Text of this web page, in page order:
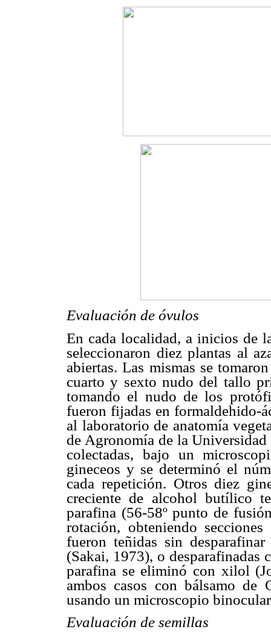
Evaluación de óvulos
En cada localidad, a inicios de
seleccionaron diez plantas al
abiertas. Las mismas se
cuarto y sexto nudo del tallo
tomando el nudo de los
fueron fijadas en formaldehido-
al laboratorio de anatomía
de Agronomía de la
colectadas, bajo un
gineceos y se determinó el
cada repetición. Otros diez
creciente de alcohol butílico
parafina (56-58º punto de
rotación, obteniendo
fueron teñidas sin
(Sakai, 1973), o desparafinadas
parafina se eliminó con xilol
ambos casos con bálsamo de
usando un microscopio
Evaluación de semillas